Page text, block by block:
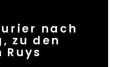
nach
zu den
Ruys